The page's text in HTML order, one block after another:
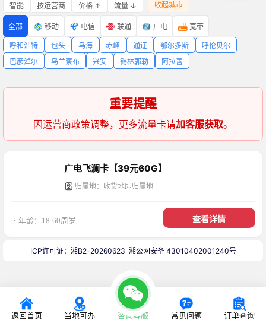
智能 按运营商 价格 ↑ 流量 ↓ 收起城市
全部 移动 电信 联通 广电 宽带
呼和浩特 包头 乌海 赤峰 通辽 鄂尔多斯
呼伦贝尔
巴彦淖尔
乌兰察布 兴安 锡林郭勒 阿拉善
重要提醒
因运营商政策调整，更多流量卡请加客服获取。
广电飞澜卡【39元60G】
归属地：收货地即归属地
・年龄：18-60周岁 查看详情
返回首页 当地可办 咨询客服 常见问题 订单查询
ICP许可证：湘B2-20260623 湘公网安备 43010402001240号